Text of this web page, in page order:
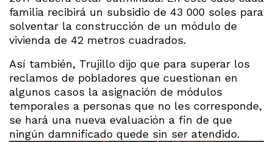
familia recibirá un subsidio de 43 000 soles para
solventar la construcción de un módulo de
vivienda de 42 metros cuadrados.
Así también, Trujillo dijo que para superar los
reclamos de pobladores que cuestionan en
algunos casos la asignación de módulos
temporales a personas que no les corresponde,
se hará una nueva evaluación a fin de que
ningún damnificado quede sin ser atendido.